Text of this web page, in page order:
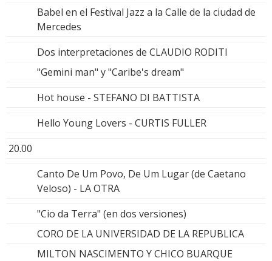
Babel en el Festival Jazz a la Calle de la ciudad de
Mercedes
Dos interpretaciones de CLAUDIO RODITI
"Gemini man" y "Caribe's dream"
Hot house - STEFANO DI BATTISTA
Hello Young Lovers - CURTIS FULLER
20.00
Canto De Um Povo, De Um Lugar (de Caetano
Veloso) - LA OTRA
"Cio da Terra" (en dos versiones)
CORO DE LA UNIVERSIDAD DE LA REPUBLICA
MILTON NASCIMENTO Y CHICO BUARQUE